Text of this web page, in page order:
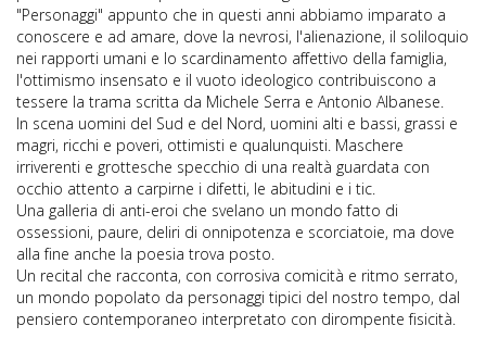
"Personaggi" appunto che in questi anni abbiamo imparato a
conoscere e ad amare, dove la nevrosi, l'alienazione, il soliloquio
nei rapporti umani e lo scardinamento affettivo della famiglia,
l'ottimismo insensato e il vuoto ideologico contribuiscono a
tessere la trama scritta da Michele Serra e Antonio Albanese.
In scena uomini del Sud e del Nord, uomini alti e bassi, grassi e
magri, ricchi e poveri, ottimisti e qualunquisti. Maschere
irriverenti e grottesche specchio di una realtà guardata con
occhio attento a carpirne i difetti, le abitudini e i tic.
Una galleria di anti-eroi che svelano un mondo fatto di
ossessioni, paure, deliri di onnipotenza e scorciatoie, ma dove
alla fine anche la poesia trova posto.
Un recital che racconta, con corrosiva comicità e ritmo serrato,
un mondo popolato da personaggi tipici del nostro tempo, dal
pensiero contemporaneo interpretato con dirompente fisicità.